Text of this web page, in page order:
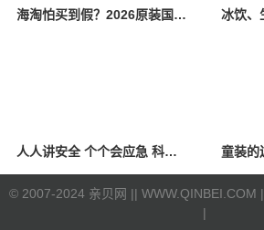
海淘怕买到假？2026原装国产羊奶粉靠谱的正规品牌有哪些？
人人讲安全 个个会应急 科学应对防震避险
© 2007-2024 亲贝网 || WWW.QINBEI.COM |
|